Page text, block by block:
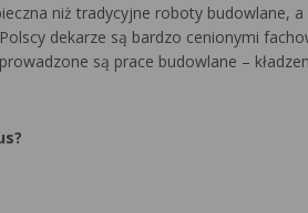
niż tradycyjne roboty budowlane, a
dekarze są bardzo cenionymi
są prace budowlane –